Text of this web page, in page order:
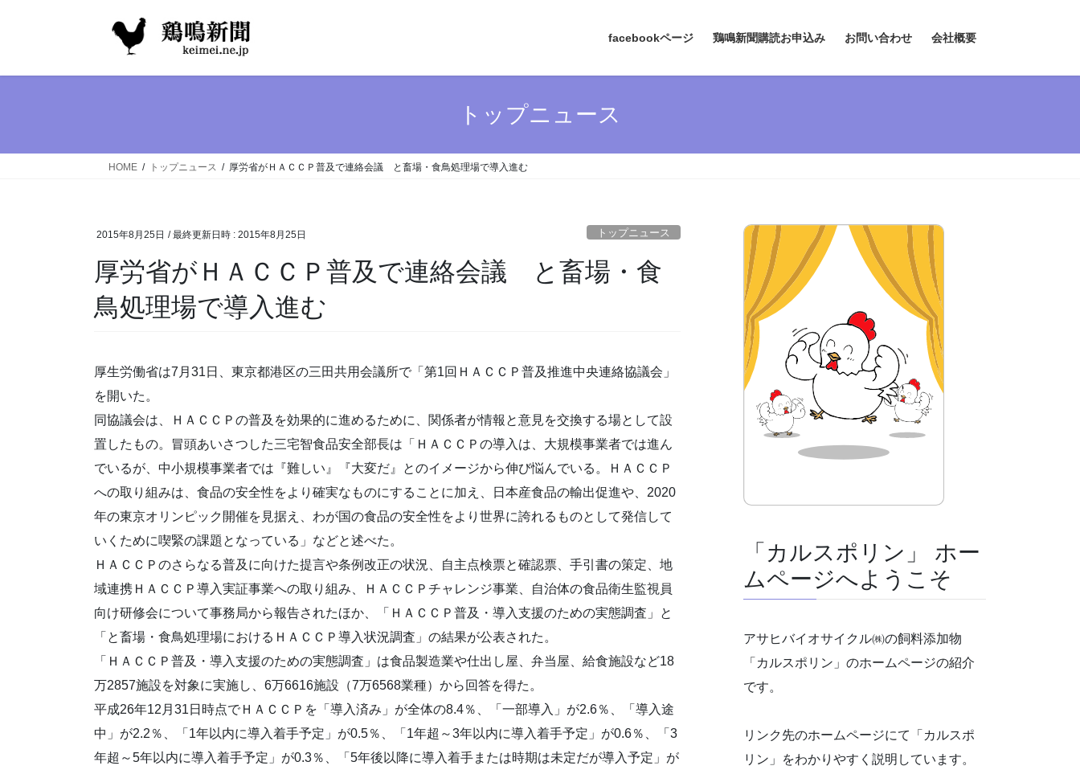
facebookページ 鶏鳴新聞購読お申込み お問い合わせ 会社概要
トップニュース
HOME トップニュース 厚労省がＨＡＣＣＰ普及で連絡会議 と畜場・食鳥処理場で導入進む
2015年8月25日 / 最終更新日時 : 2015年8月25日 トップニュース
厚労省がＨＡＣＣＰ普及で連絡会議 と畜場・食
鳥処理場で導入進む
厚生労働省は7月31日、東京都港区の三田共用会議所で「第1回ＨＡＣＣＰ普及推進中央連絡協議会」
を開いた。
同協議会は、ＨＡＣＣＰの普及を効果的に進めるために、関係者が情報と意見を交換する場として設
置したもの。冒頭あいさつした三宅智食品安全部長は「ＨＡＣＣＰの導入は、大規模事業者では進ん
でいるが、中小規模事業者では『難しい』『大変だ』とのイメージから伸び悩んでいる。ＨＡＣＣＰ
への取り組みは、食品の安全性をより確実なものにすることに加え、日本産食品の輸出促進や、2020
年の東京オリンピック開催を見据え、わが国の食品の安全性をより世界に誇れるものとして発信して
いくために喫緊の課題となっている」などと述べた。
ＨＡＣＣＰのさらなる普及に向けた提言や条例改正の状況、自主点検票と確認票、手引書の策定、地
域連携ＨＡＣＣＰ導入実証事業への取り組み、ＨＡＣＣＰチャレンジ事業、自治体の食品衛生監視員
向け研修会について事務局から報告されたほか、「ＨＡＣＣＰ普及・導入支援のための実態調査」と
「と畜場・食鳥処理場におけるＨＡＣＣＰ導入状況調査」の結果が公表された。
「ＨＡＣＣＰ普及・導入支援のための実態調査」は食品製造業や仕出し屋、弁当屋、給食施設など18
万2857施設を対象に実施し、6万6616施設（7万6568業種）から回答を得た。
平成26年12月31日時点でＨＡＣＣＰを「導入済み」が全体の8.4％、「一部導入」が2.6％、「導入途
中」が2.2％、「1年以内に導入着手予定」が0.5％、「1年超～3年以内に導入着手予定」が0.6％、「3
年超～5年以内に導入着手予定」が0.3％、「5年後以降に導入着手または時期は未定だが導入予定」が
「カルスポリン」 ホー
ムページへようこそ
アサヒバイオサイクル㈱の飼料添加物
「カルスポリン」のホームページの紹介
です。
リンク先のホームページにて「カルスポ
リン」をわかりやすく説明しています。